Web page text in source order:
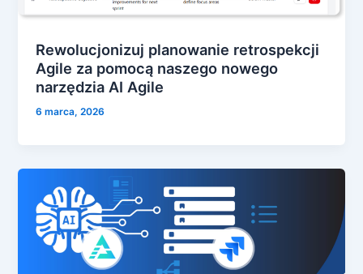
Rewolucjonizuj planowanie retrospekcji
Agile za pomocą naszego nowego
narzędzia AI Agile
6 marca, 2026